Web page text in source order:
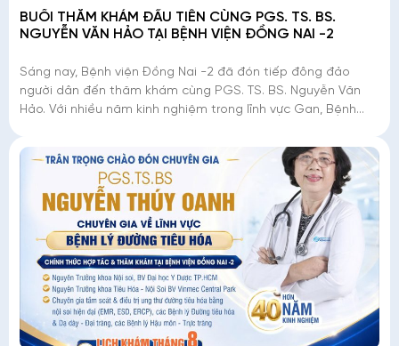
BUỔI THĂM KHÁM ĐẦU TIÊN CÙNG PGS. TS. BS.
NGUYỄN VĂN HẢO TẠI BỆNH VIỆN ĐỒNG NAI -2
Sáng nay, Bệnh viện Đồng Nai -2 đã đón tiếp đông đảo
người dân đến thăm khám cùng PGS. TS. BS. Nguyễn Văn
Hảo. Với nhiều năm kinh nghiệm trong lĩnh vực Gan, Bệnh